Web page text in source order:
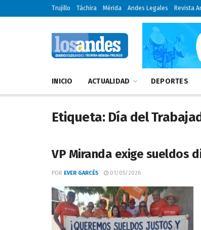
Trujillo Táchira Mérida Andes Legales Revista
INICIO ACTUALIDAD DEPORTES
Etiqueta: Día del
VP Miranda exige sueldos
POR EVER GARCÉS 01/05/2026